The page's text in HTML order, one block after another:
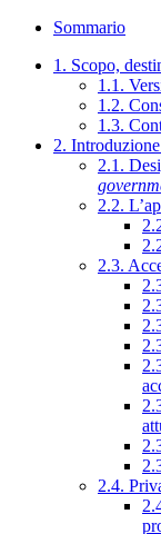
Sommario
1. Scopo,
1.1.
1.2.
1.3.
2.
2.1.
2.2.
2.3.
2.4.